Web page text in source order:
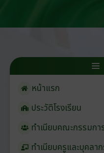
หน้าแรก
ประวัติโรงเรียน
ทำเนียบคณะกรรมกา
ทำเนียบครูและบุคลา